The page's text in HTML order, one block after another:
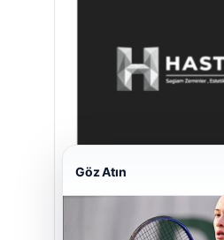
Hastaş Beton
Göz Atın